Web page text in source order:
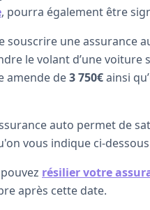
, pourra également être
souscrire une assurance
le volant d’une voiture
amende de3 750€ainsi
auto permet de
vous indique ci-
résilier votre
après cette date.